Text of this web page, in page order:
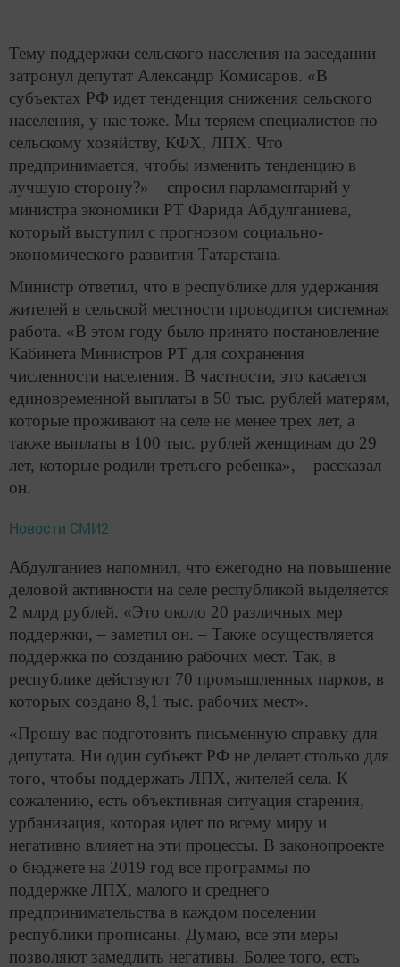
Тему поддержки сельского населения на заседании
затронул депутат Александр Комисаров. «В
субъектах РФ идет тенденция снижения сельского
населения, у нас тоже. Мы теряем специалистов по
сельскому хозяйству, КФХ, ЛПХ. Что
предпринимается, чтобы изменить тенденцию в
лучшую сторону?» – спросил парламентарий у
министра экономики РТ Фарида Абдулганиева,
который выступил с прогнозом социально-
экономического развития Татарстана.
Министр ответил, что в республике для удержания
жителей в сельской местности проводится системная
работа. «В этом году было принято постановление
Кабинета Министров РТ для сохранения
численности населения. В частности, это касается
единовременной выплаты в 50 тыс. рублей матерям,
которые проживают на селе не менее трех лет, а
также выплаты в 100 тыс. рублей женщинам до 29
лет, которые родили третьего ребенка», – рассказал
он.
Новости СМИ2
Абдулганиев напомнил, что ежегодно на повышение
деловой активности на селе республикой выделяется
2 млрд рублей. «Это около 20 различных мер
поддержки, – заметил он. – Также осуществляется
поддержка по созданию рабочих мест. Так, в
республике действуют 70 промышленных парков, в
которых создано 8,1 тыс. рабочих мест».
«Прошу вас подготовить письменную справку для
депутата. Ни один субъект РФ не делает столько для
того, чтобы поддержать ЛПХ, жителей села. К
сожалению, есть объективная ситуация старения,
урбанизация, которая идет по всему миру и
негативно влияет на эти процессы. В законопроекте
о бюджете на 2019 год все программы по
поддержке ЛПХ, малого и среднего
предпринимательства в каждом поселении
республики прописаны. Думаю, все эти меры
позволяют замедлить негативы. Более того, есть